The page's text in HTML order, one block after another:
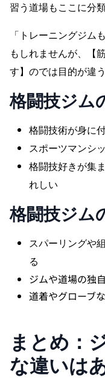
習う道場もここに分
「トレーニングジム
もしれませんが、【
す】のでは目的が違
格闘技ジム
格闘技術が身に付
スポーツマンシ
格闘技好きが集
れしい
格闘技ジム
スパーリングや
る
ジムや道場の独
道着やグローブ
まとめ：
な違いは